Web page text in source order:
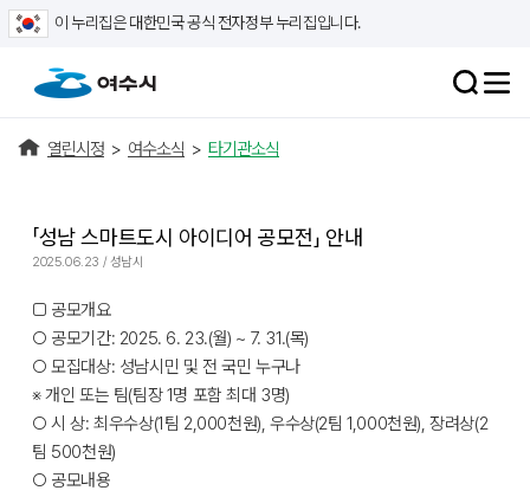
이 누리집은 대한민국 공식 전자정부 누리집입니다.
열린시정 > 여수소식 > 타기관소식
「성남 스마트도시 아이디어 공모전」 안내
2025.06.23 / 성남시
□ 공모개요
○ 공모기간: 2025. 6. 23.(월) ~ 7. 31.(목)
○ 모집대상: 성남시민 및 전 국민 누구나
※ 개인 또는 팀(팀장 1명 포함 최대 3명)
○ 시 상: 최우수상(1팀 2,000천원), 우수상(2팀 1,000천원), 장려상(2
팀 500천원)
○ 공모내용